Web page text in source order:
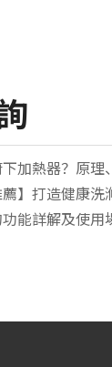
加熱器？原理
薦】打造健康
能詳解及使